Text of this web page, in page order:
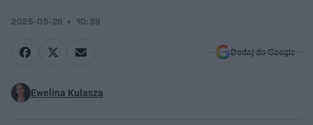
2025-05-26 10:38
Dodaj do Google
Ewelina Kulasza